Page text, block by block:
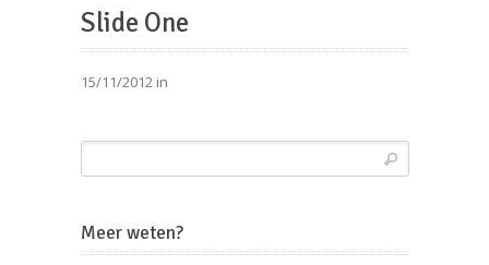
Slide One
15/11/2012 in
Meer weten?